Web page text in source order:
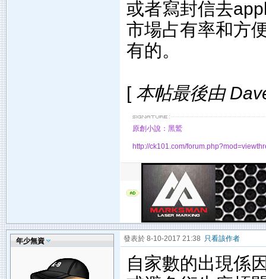
或者寫封信去
市場占有率和方
有的。
[本帖最後由
原創小說：黑鷲
http://ck101.com/
年少無資 發表於 8-10-2017 21:38 只看該作者
自家數的出現係